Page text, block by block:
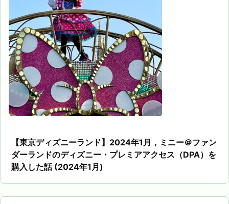
【東京ディズニーランド】2024年1月，ミニー＠ファン
ダーランドのディズニー・プレミアアクセス（DPA）を
購入した話 (2024年1月)